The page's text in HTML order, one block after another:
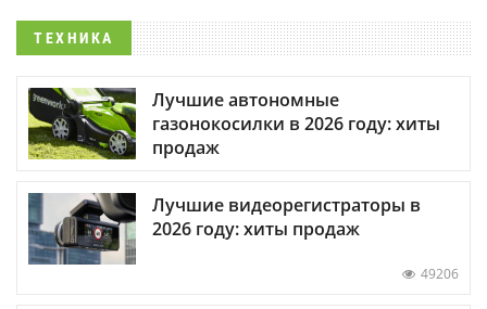
ТЕХНИКА
Лучшие автономные
газонокосилки в 2026 году: хиты
продаж
Лучшие видеорегистраторы в
2026 году: хиты продаж
49206